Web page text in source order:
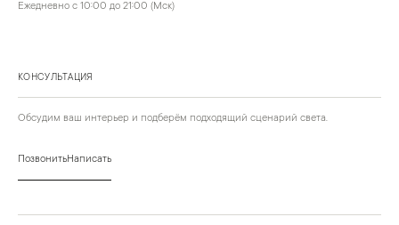
Ежедневно с 10:00 до 21:00 (Мск)
КОНСУЛЬТАЦИЯ
Обсудим ваш интерьер и подберём подходящий сценарий света.
ПозвонитьНаписать